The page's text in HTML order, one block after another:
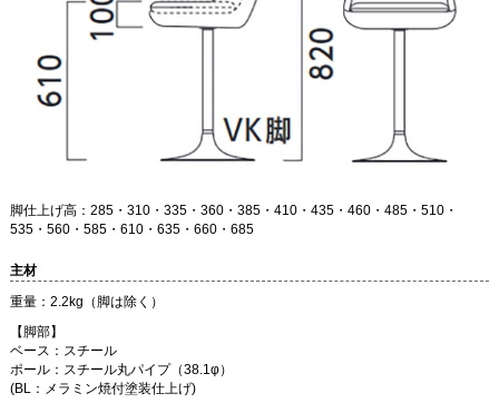
脚仕上げ高：285・310・335・360・385・410・435・460・485・510・
535・560・585・610・635・660・685
主材
重量：2.2kg（脚は除く）
【脚部】
ベース：スチール
ポール：スチール丸パイプ（38.1φ）
(BL：メラミン焼付塗装仕上げ)